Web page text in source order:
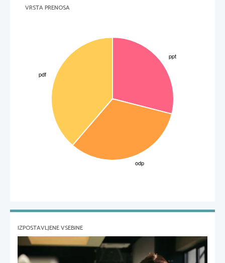
VRSTA PRENOSA
IZPOSTAVLJENE VSEBINE